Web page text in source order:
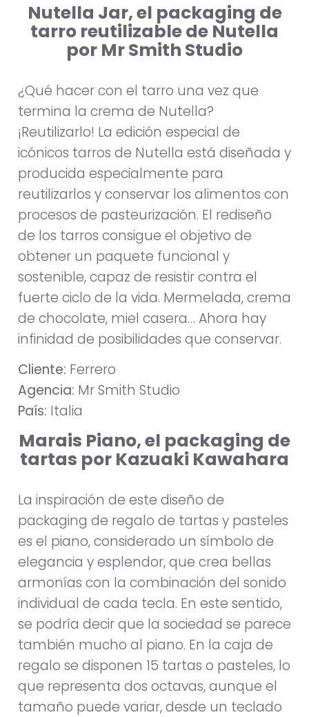
Nutella Jar, el packaging de
tarro reutilizable de Nutella
por Mr Smith Studio
¿Qué hacer con el tarro una vez que
termina la crema de Nutella?
¡Reutilizarlo! La edición especial de
icónicos tarros de Nutella está diseñada y
producida especialmente para
reutilizarlos y conservar los alimentos con
procesos de pasteurización. El rediseño
de los tarros consigue el objetivo de
obtener un paquete funcional y
sostenible, capaz de resistir contra el
fuerte ciclo de la vida. Mermelada, crema
de chocolate, miel casera… Ahora hay
infinidad de posibilidades que conservar.
Cliente: Ferrero
Agencia: Mr Smith Studio
País: Italia
Marais Piano, el packaging de
tartas por Kazuaki Kawahara
La inspiración de este diseño de
packaging de regalo de tartas y pasteles
es el piano, considerado un símbolo de
elegancia y esplendor, que crea bellas
armonías con la combinación del sonido
individual de cada tecla. En este sentido,
se podría decir que la sociedad se parece
también mucho al piano. En la caja de
regalo se disponen 15 tartas o pasteles, lo
que representa dos octavas, aunque el
tamaño puede variar, desde un teclado